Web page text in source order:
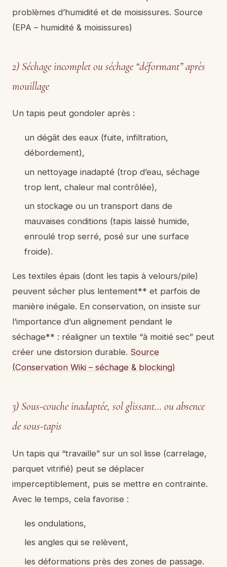
problèmes d’humidité et de moisissures. Source
(EPA – humidité & moisissures)
2) Séchage incomplet ou séchage “déformant” après
mouillage
Un tapis peut gondoler après :
un dégât des eaux (fuite, infiltration,
débordement),
un nettoyage inadapté (trop d’eau, séchage
trop lent, chaleur mal contrôlée),
un stockage ou un transport dans de
mauvaises conditions (tapis laissé humide,
enroulé trop serré, posé sur une surface
froide).
Les textiles épais (dont les tapis à velours/pile)
peuvent sécher plus lentement** et parfois de
manière inégale. En conservation, on insiste sur
l’importance d’un alignement pendant le
séchage** : réaligner un textile “à moitié sec” peut
créer une distorsion durable. Source
(Conservation Wiki – séchage & blocking)
3) Sous-couche inadaptée, sol glissant… ou absence
de sous-tapis
Un tapis qui “travaille” sur un sol lisse (carrelage,
parquet vitrifié) peut se déplacer
imperceptiblement, puis se mettre en contrainte.
Avec le temps, cela favorise :
les ondulations,
les angles qui se relèvent,
les déformations près des zones de passage.